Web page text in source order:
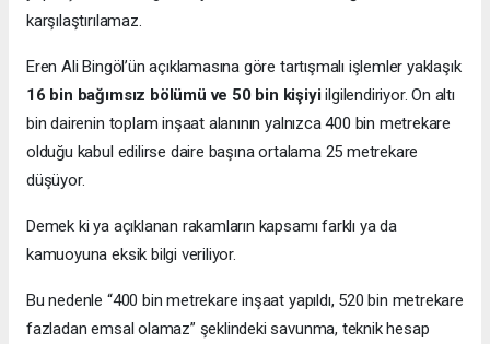
karşılaştırılamaz.
Eren Ali Bingöl’ün açıklamasına göre tartışmalı işlemler yaklaşık
16 bin bağımsız bölümü ve 50 bin kişiyiilgilendiriyor. On altı
bin dairenin toplam inşaat alanının yalnızca 400 bin metrekare
olduğu kabul edilirse daire başına ortalama 25 metrekare
düşüyor.
Demek ki ya açıklanan rakamların kapsamı farklı ya da
kamuoyuna eksik bilgi veriliyor.
Bu nedenle “400 bin metrekare inşaat yapıldı, 520 bin metrekare
fazladan emsal olamaz” şeklindeki savunma, teknik hesap